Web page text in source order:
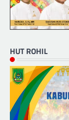
HUT ROHIL